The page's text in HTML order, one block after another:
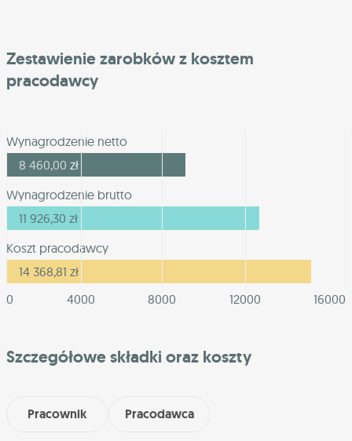
Zestawienie zarobków z kosztem
pracodawcy
Wynagrodzenie netto
8 460,00 zł
Wynagrodzenie brutto
11 926,30 zł
Koszt pracodawcy
14 368,81 zł
0
4000 8000 12000 16000
Szczegółowe składki oraz koszty
Pracownik Pracodawca